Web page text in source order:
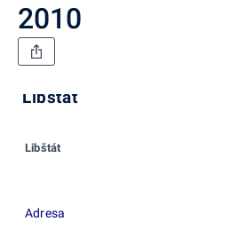
2010
Libštát
Libštát
Adresa